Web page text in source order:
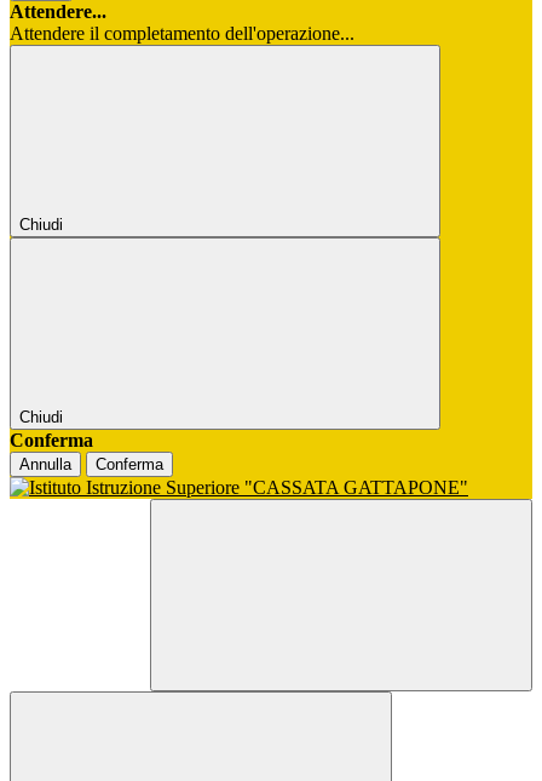
Attendere...
Attendere il completamento dell'operazione...
Chiudi
Chiudi
Conferma
Annulla Conferma